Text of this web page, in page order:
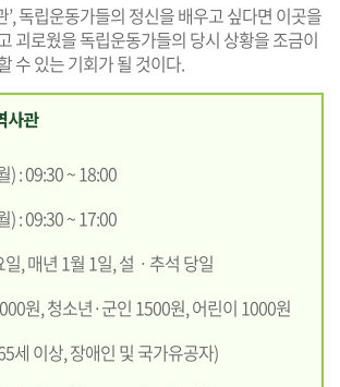
’, 독립운동가들의 정신을 배우고 싶다면 이곳을
괴로웠을 독립운동가들의 당시 상황을 조금이
수 있는 기회가 될 것이다.
사관
) : 09:30 ~ 18:00
) : 09:30 ~ 17:00
, 매년 1월 1일, 설ㆍ추석 당일
원, 청소년·군인 1500원, 어린이 1000원
세 이상, 장애인 및 국가유공자)